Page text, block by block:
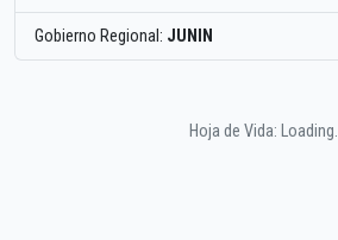
Gobierno Regional: JUNIN
Hoja de Vida: